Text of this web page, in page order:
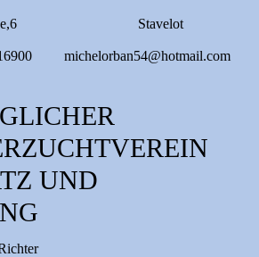
Stavelot
UND